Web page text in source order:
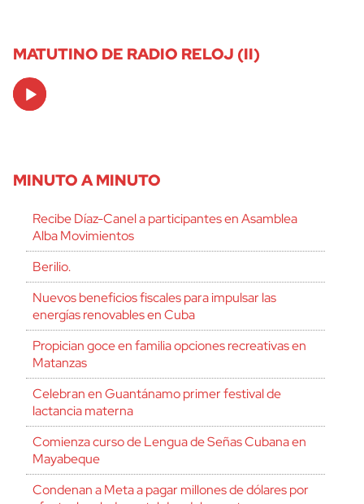
MATUTINO DE RADIO RELOJ (II)
Audio
Player
MINUTO A MINUTO
Recibe Díaz-Canel a participantes en Asamblea
Alba Movimientos
Berilio.
Nuevos beneficios fiscales para impulsar las
energías renovables en Cuba
Propician goce en familia opciones recreativas en
Matanzas
Celebran en Guantánamo primer festival de
lactancia materna
Comienza curso de Lengua de Señas Cubana en
Mayabeque
Condenan a Meta a pagar millones de dólares por